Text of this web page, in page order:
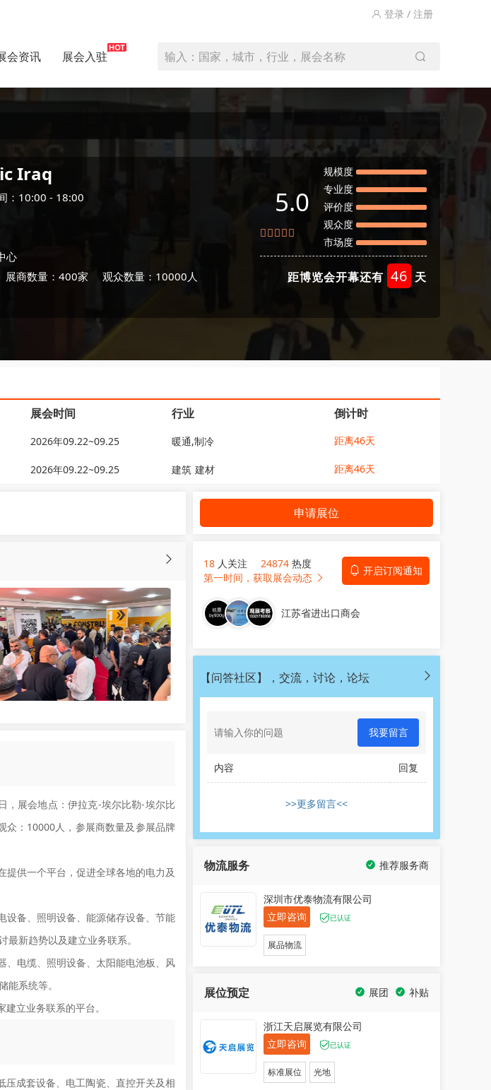
登录 / 注册
会资讯 展会入驻 输入：国家，城市，行业，展会名称
Iraq
：10:00 - 18:00
心
展商数量：400家 观众数量：10000人
5.0
规模度
专业度
评价度
观众度
市场度
距博览会开幕还有 46 天
展会时间 行业 倒计时
2026年09.22~09.25 暖通,制冷 距离46天
2026年09.22~09.25 建筑 建材 距离46天
展会地点：伊拉克-埃尔比勒-埃尔比
众：10000人，参展商数量及参展品牌
供一个平台，促进全球各地的电力及
备、照明设备、能源储存设备、节能
新趋势以及建立业务联系。
电缆、照明设备、太阳能电池板、风
系统等。
立业务联系的平台。
成套设备、电工陶瓷、直控开关及相
申请展位
18 人关注 24874 热度
开启订阅通知
第一时间，获取展会动态
江苏省进出口商会
【问答社区】，交流，讨论，论坛
我要留言
内容 回复
>>更多留言<<
物流服务 推荐服务商
深圳市优泰物流有限公司
立即咨询
已认证
展品物流
展位预定 补贴
展团
浙江天启展览有限公司
立即咨询
已认证
标准展位 光地